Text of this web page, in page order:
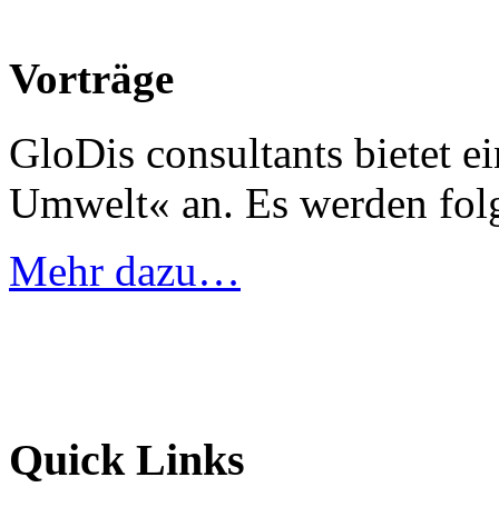
Vorträge
GloDis consultants bietet
Umwelt« an. Es werden
Mehr dazu…
Quick Links